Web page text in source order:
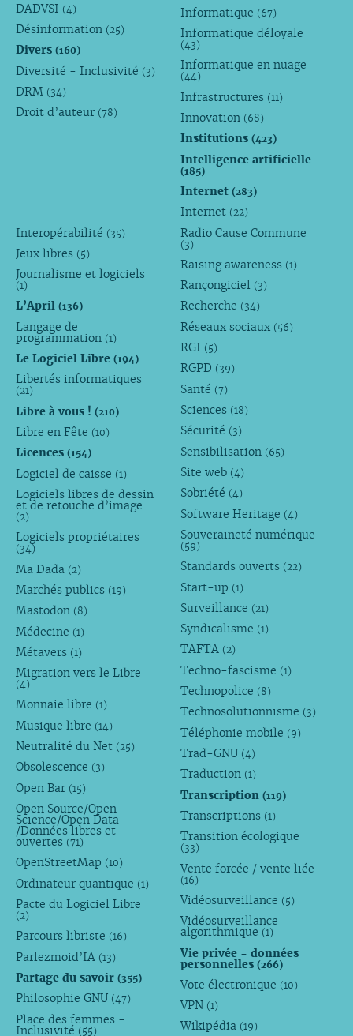
DADVSI (4)
Désinformation (25)
Divers (160)
Diversité - Inclusivité (3)
DRM (34)
Droit d’auteur (78)
Informatique (67)
Informatique déloyale
(43)
Informatique en nuage
(44)
Infrastructures (11)
Innovation (68)
Institutions(423)
Intelligence artificielle
(185)
Internet(283)
Internet (22)
Interopérabilité (35)
Jeux libres (5)
Journalisme et logiciels
(1)
L’April (136)
Langage de
programmation (1)
Le Logiciel Libre (194)
Libertés informatiques
(21)
Libre à vous ! (210)
Libre en Fête (10)
Licences (154)
Logiciel de caisse (1)
Logiciels libres de dessin
et de retouche d’image
(2)
Logiciels propriétaires
(34)
Ma Dada (2)
Marchés publics (19)
Mastodon (8)
Médecine (1)
Métavers (1)
Migration vers le Libre
(4)
Monnaie libre (1)
Musique libre (14)
Neutralité du Net (25)
Obsolescence (3)
Open Bar (15)
Open Source/Open
Science/Open Data
/Données libres et
ouvertes (71)
OpenStreetMap (10)
Ordinateur quantique (1)
Pacte du Logiciel Libre
(2)
Parcours libriste (16)
Parlezmoid’IA (13)
Partage du savoir (355)
Philosophie GNU (47)
Place des femmes -
Inclusivité (55)
Radio Cause Commune
(3)
Raising awareness (1)
Rançongiciel (3)
Recherche (34)
Réseaux sociaux (56)
RGI (5)
RGPD (39)
Santé (7)
Sciences (18)
Sécurité (3)
Sensibilisation (65)
Site web (4)
Sobriété (4)
Software Heritage (4)
Souveraineté numérique
(59)
Standards ouverts (22)
Start-up (1)
Surveillance (21)
Syndicalisme (1)
TAFTA (2)
Techno-fascisme (1)
Technopolice (8)
Technosolutionnisme (3)
Téléphonie mobile (9)
Trad-GNU (4)
Traduction (1)
Transcription(119)
Transcriptions (1)
Transition écologique
(33)
Vente forcée / vente liée
(16)
Vidéosurveillance (5)
Vidéosurveillance
algorithmique (1)
Vie privée - données
personnelles(266)
Vote électronique (10)
VPN (1)
Wikipédia (19)